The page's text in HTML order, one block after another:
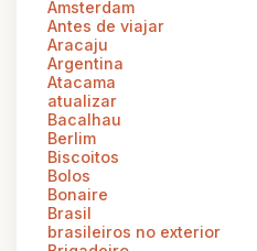
Amsterdam
Antes de viajar
Aracaju
Argentina
Atacama
atualizar
Bacalhau
Berlim
Biscoitos
Bolos
Bonaire
Brasil
brasileiros no exterior